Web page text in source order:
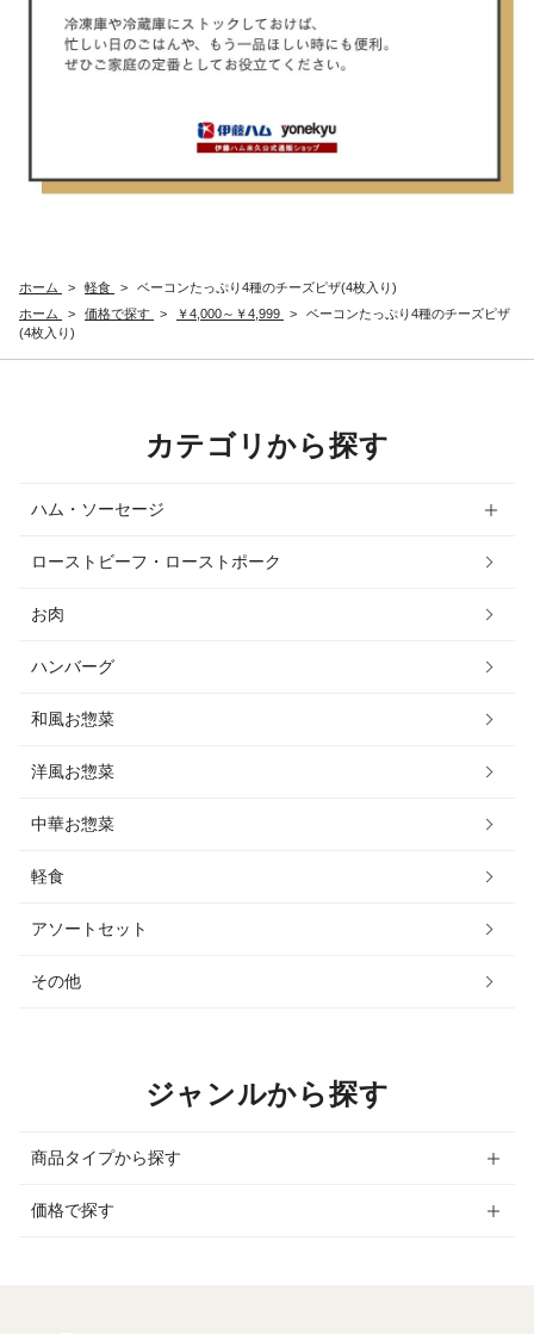
ホーム > 軽食 >
ベーコンたっぷり4種のチーズピザ(4枚入り)
ホーム
> 価格で探す > ￥4,000～￥4,999 >
ベーコンたっぷり4種のチーズピザ
(4枚入り)
カテゴリから探す
ハム・ソーセージ
ローストビーフ・ローストポーク
お肉
ハンバーグ
和風お惣菜
洋風お惣菜
中華お惣菜
軽食
アソートセット
その他
ジャンルから探す
商品タイプから探す
価格で探す